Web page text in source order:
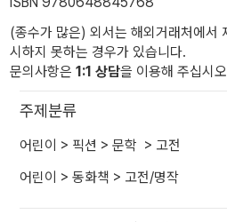
(종수가 많은) 외서는 해외거래처에서
시하지 못하는 경우가 있습니다.
문의사항은 1:1 상담을 이용해 주십시
주제분류
어린이 > 픽션 > 문학 > 고전
어린이 > 동화책 > 고전/명작